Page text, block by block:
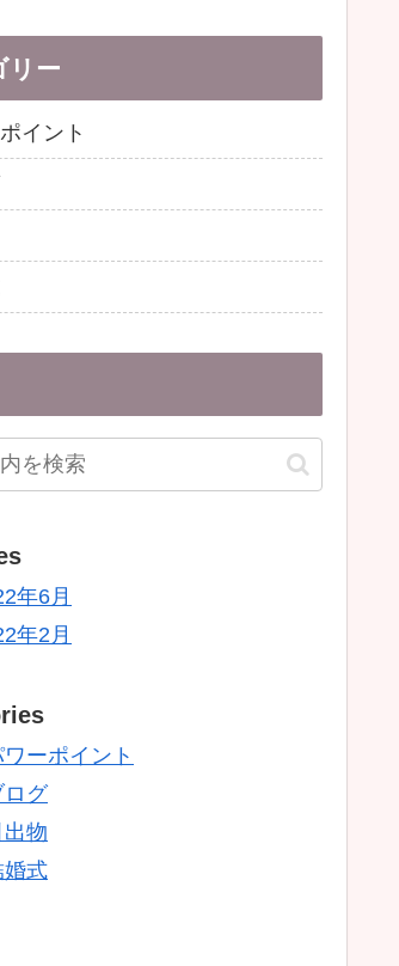
リー
イント
年6月
年2月
ーポイント
ログ
出物
婚式